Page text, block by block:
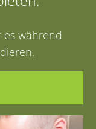
es während